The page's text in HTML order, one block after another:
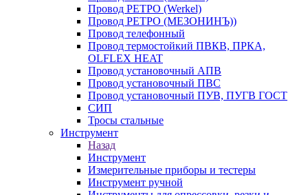
Провод РЕТРО (Werkel)
Провод РЕТРО (МЕЗОНИНЪ))
Провод телефонный
Провод термостойкий ПВКВ, ПРКА,
OLFLEX HEAT
Провод установочный АПВ
Провод установочный ПВС
Провод установочный ПУВ, ПУГВ ГОСТ
СИП
Тросы стальные
Инструмент
Назад
Инструмент
Измерительные приборы и тестеры
Инструмент ручной